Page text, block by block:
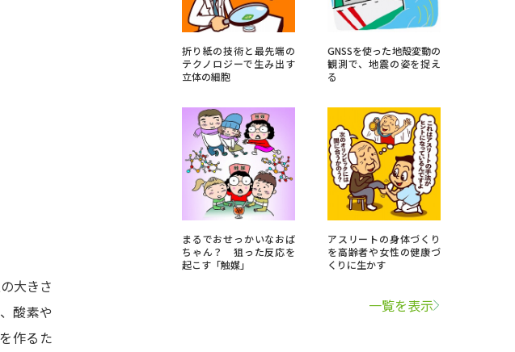
留学・進学関連、塾・予備校
テスト「受験上の配慮案内」の請求
高等学校卒業程度認定試験
小学校教員資格認定試験
大学検索
る内容や特徴を調べる
部・学科特集
ス特集
大きさ
酸素や
作るた
折り紙の技術と最先端の
テクノロジーで生み出す
立体の細胞
GNSSを使った地殻変動の
観測で、地震の姿を捉え
る
まるでおせっかいなおば
ちゃん？ 狙った反応を
起こす「触媒」
アスリートの身体づくり
を高齢者や女性の健康づ
くりに生かす
一覧を表示